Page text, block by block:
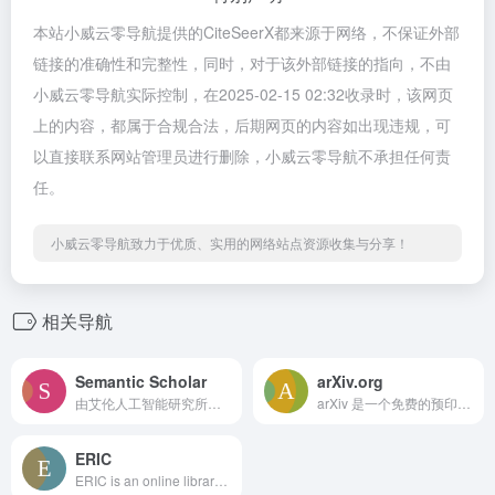
本站小威云零导航提供的CiteSeerX都来源于网络，不保证外部
链接的准确性和完整性，同时，对于该外部链接的指向，不由
小威云零导航实际控制，在2025-02-15 02:32收录时，该网页
上的内容，都属于合规合法，后期网页的内容如出现违规，可
以直接联系网站管理员进行删除，小威云零导航不承担任何责
任。
小威云零导航致力于优质、实用的网络站点资源收集与分享！
相关导航
Semantic Scholar arXiv.org
ERIC